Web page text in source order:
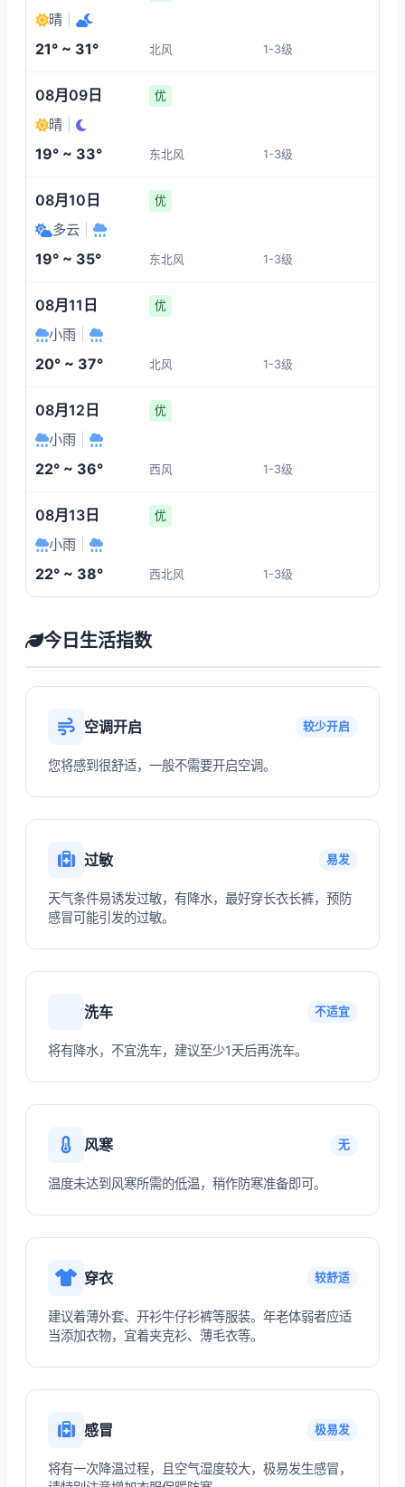
31°
1-3 1-3
01:00
22°
02:00
1-3
晴
21° ~ 31° 北风 1-3级
08月09日 优
晴
19° ~ 33° 东北风 1-3级
08月10日 优
多云
19° ~ 35° 东北风 1-3级
08月11日 优
小雨
20° ~ 37° 北风 1-3级
08月12日 优
小雨
22° ~ 36° 西风 1-3级
08月13日 优
小雨
22° ~ 38° 西北风 1-3级
今日生活指数
空调开启 较少开启
您将感到很舒适，一般不需要开启空调。
过敏 易发
天气条件易诱发过敏，有降水，最好穿长衣长裤，预防
感冒可能引发的过敏。
洗车 不适宜
将有降水，不宜洗车，建议至少1天后再洗车。
风寒 无
温度未达到风寒所需的低温，稍作防寒准备即可。
穿衣 较舒适
建议着薄外套、开衫牛仔衫裤等服装。年老体弱者应适
当添加衣物，宜着夹克衫、薄毛衣等。
感冒 极易发
将有一次降温过程，且空气湿度较大，极易发生感冒，